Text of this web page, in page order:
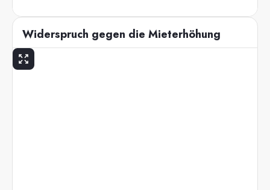
Widerspruch gegen die Mieterhöhung